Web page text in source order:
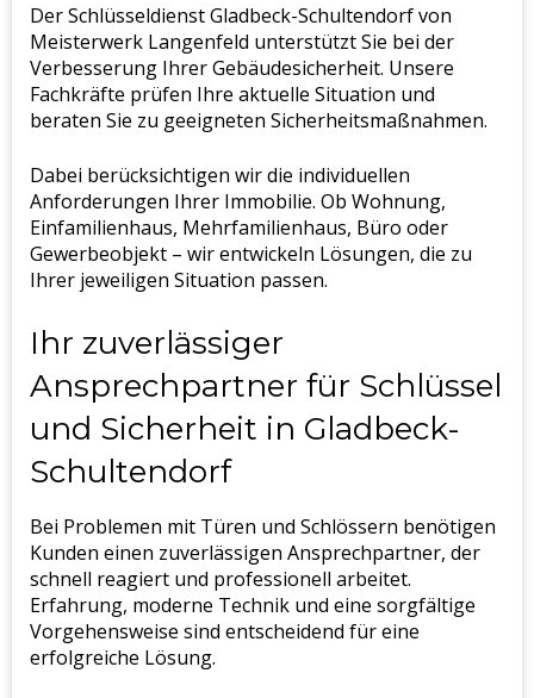
Der Schlüsseldienst Gladbeck-Schultendorf von
Meisterwerk Langenfeld unterstützt Sie bei der
Verbesserung Ihrer Gebäudesicherheit. Unsere
Fachkräfte prüfen Ihre aktuelle Situation und
beraten Sie zu geeigneten Sicherheitsmaßnahmen.
Dabei berücksichtigen wir die individuellen
Anforderungen Ihrer Immobilie. Ob Wohnung,
Einfamilienhaus, Mehrfamilienhaus, Büro oder
Gewerbeobjekt – wir entwickeln Lösungen, die zu
Ihrer jeweiligen Situation passen.
Ihr zuverlässiger
Ansprechpartner für Schlüssel
und Sicherheit in Gladbeck-
Schultendorf
Bei Problemen mit Türen und Schlössern benötigen
Kunden einen zuverlässigen Ansprechpartner, der
schnell reagiert und professionell arbeitet.
Erfahrung, moderne Technik und eine sorgfältige
Vorgehensweise sind entscheidend für eine
erfolgreiche Lösung.